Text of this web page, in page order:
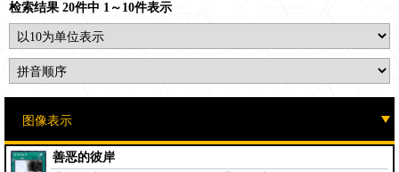
检索结果 20件中 1～10件表示
善恶的彼岸